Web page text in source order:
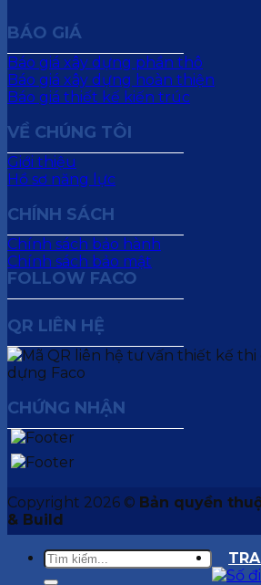
BÁO GIÁ
Báo giá xây dựng phần thô
Báo giá xây dựng hoàn thiện
Báo giá thiết kế kiến trúc
VỀ CHÚNG TÔI
Giới thiệu
Hồ sơ năng lực
CHÍNH SÁCH
Chính sách bảo hành
Chính sách bảo mật
FOLLOW FACO
QR LIÊN HỆ
CHỨNG NHẬN
Copyright 2026 © Bản quyền
& Build